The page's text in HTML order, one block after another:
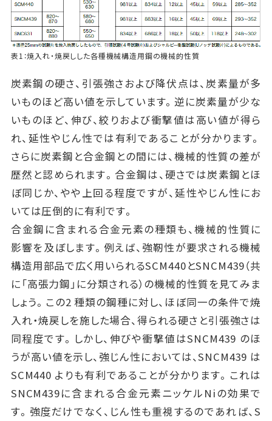
表1：焼入れ・焼戻しした各種機械構造用鋼の機械的性質
炭素鋼の硬さ、引張強さおよび降伏点は、炭素量が多
いものほど高い値を示しています。逆に炭素量が少な
いものほど、伸び、絞りおよび衝撃値は高い値が得ら
れ、延性やじん性では有利であることが分かります。
さらに炭素鋼と合金鋼との間には、機械的性質の差が
歴然と認められます。合金鋼は、硬さでは炭素鋼とほ
ぼ同じか、やや上回る程度ですが、延性やじん性にお
いては圧倒的に有利です。
合金鋼に含まれる合金元素の種類も、機械的性質に
影響を及ぼします。例えば、強靭性が要求される機械
構造用部品で広く用いられるSCM440とSNCM439（共
に「高張力鋼」に分類される）の機械的性質を見てみま
しょう。この2 種類の鋼種に対し、ほぼ同一の条件で焼
入れ・焼戻しを施した場合、得られる硬さと引張強さは
同程度です。しかし、伸びや衝撃値はSNCM439 のほ
うが高い値を示し、強じん性においては、SNCM439 は
SCM440 よりも有利であることが分かります。これは
SNCM439に含まれる合金元素ニッケルNiの効果で
す。強度だけでなく、じん性も重視するのであれば、S